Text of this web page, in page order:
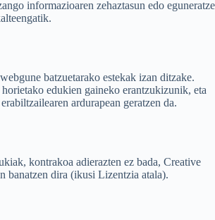
informazioaren zehaztasun edo eguneratze
batzuetarako estekak izan ditzake.
edukien gaineko erantzukizunik, eta
ardurapean geratzen da.
kontrakoa adierazten ez bada, Creative
banatzen dira (ikusi Lizentzia atala).